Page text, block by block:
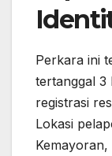
Perkara ini
tertanggal 3
registrasi
Lokasi